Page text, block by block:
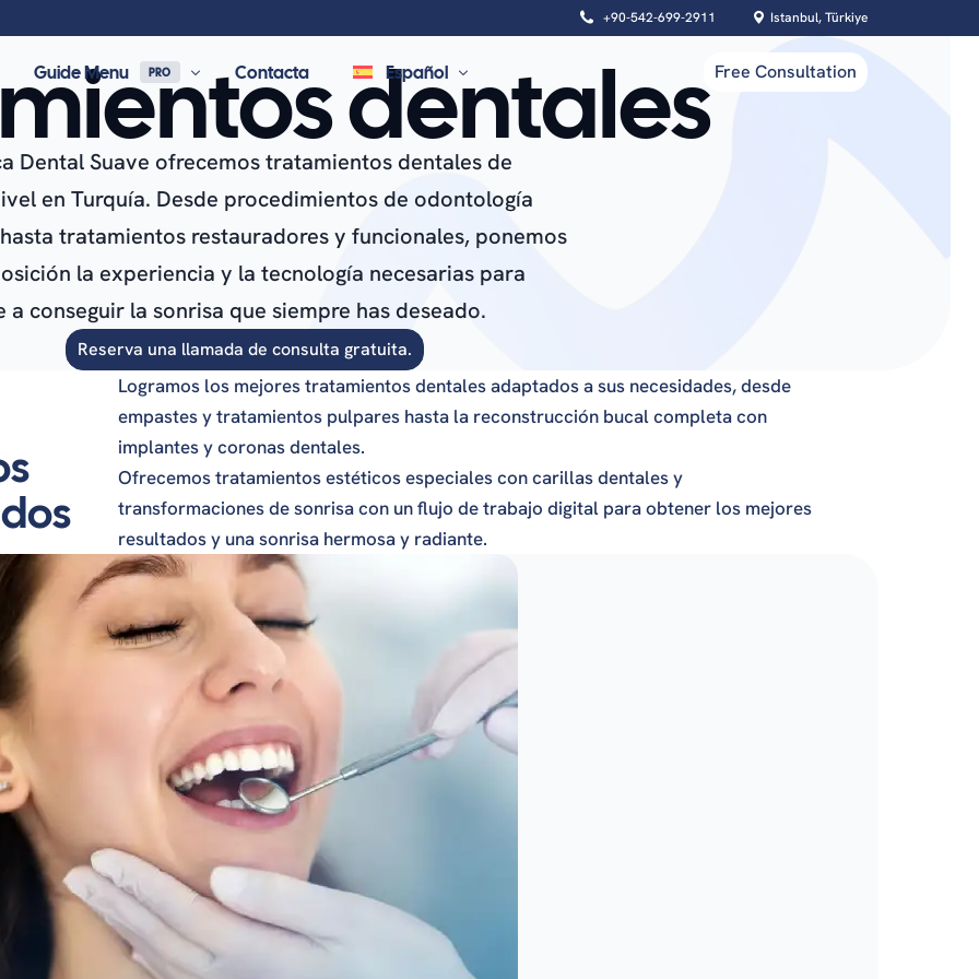
+90-542-699-2911 Istanbul, Türkiye
Guide Menu PRO
dental care.
Dentistry
Crowns
Crowns
Onlays
Fillings
Dental Implants
Dental Implants
All-On-4 Dental Implants
Dental Bone Graft & Membrane
Sinus Lifts
Full-mouth Implants
Tooth Extraction
Wisdom Tooth Removal
Contacta Español
English
Free Consultation
dentales
Dental Suave ofrecemos tratamientos dentales de
en Turquía. Desde procedimientos de odontología
tratamientos restauradores y funcionales, ponemos
la experiencia y la tecnología necesarias para
a conseguir la sonrisa que siempre has deseado.
Reserva una llamada de consulta gratuita.
Logramos los mejores tratamientos dentales adaptados a sus necesidades, desde
empastes y tratamientos pulpares hasta la reconstrucción bucal completa con
implantes y coronas dentales.
Ofrecemos tratamientos estéticos especiales con carillas dentales y
transformaciones de sonrisa con un flujo de trabajo digital para obtener los mejores
resultados y una sonrisa hermosa y radiante.